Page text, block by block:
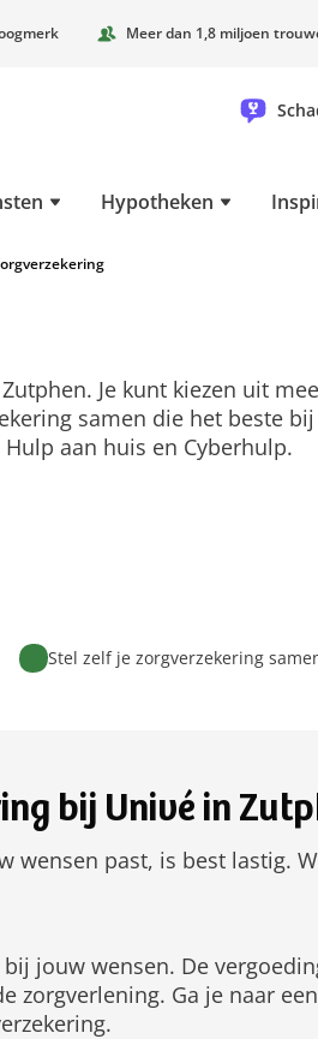
Meer dan 1,8 miljoen
Hypotheken
Je kunt kiezen uit
samen die het beste
aan huis en Cyberhulp.
Stel zelf je zorgverzekering
bij Univé in
wensen past, is best lastig.
jouw wensen. De
zorgverlening. Ga je naar